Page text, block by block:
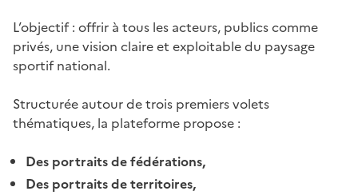
L’objectif : offrir à tous les acteurs, publics comme
privés, une vision claire et exploitable du paysage
sportif national.
Structurée autour de trois premiers volets
thématiques, la plateforme propose :
Des portraits de fédérations,
Des portraits de territoires,